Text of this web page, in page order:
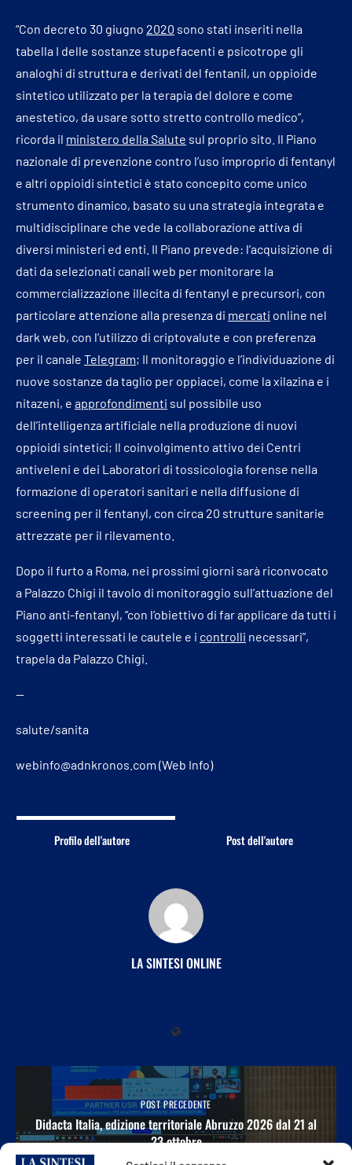
“Con decreto 30 giugno 2020 sono stati inseriti nella
tabella I delle sostanze stupefacenti e psicotrope gli
analoghi di struttura e derivati del fentanil, un oppioide
sintetico utilizzato per la terapia del dolore e come
anestetico, da usare sotto stretto controllo medico”,
ricorda il ministero della Salute sul proprio sito. Il Piano
nazionale di prevenzione contro l’uso improprio di fentanyl
e altri oppioidi sintetici è stato concepito come unico
strumento dinamico, basato su una strategia integrata e
multidisciplinare che vede la collaborazione attiva di
diversi ministeri ed enti. Il Piano prevede: l’acquisizione di
dati da selezionati canali web per monitorare la
commercializzazione illecita di fentanyl e precursori, con
particolare attenzione alla presenza di mercati online nel
dark web, con l’utilizzo di criptovalute e con preferenza
per il canale Telegram; Il monitoraggio e l’individuazione di
nuove sostanze da taglio per oppiacei, come la xilazina e i
nitazeni, e approfondimenti sul possibile uso
dell’intelligenza artificiale nella produzione di nuovi
oppioidi sintetici; Il coinvolgimento attivo dei Centri
antiveleni e dei Laboratori di tossicologia forense nella
formazione di operatori sanitari e nella diffusione di
screening per il fentanyl, con circa 20 strutture sanitarie
attrezzate per il rilevamento.
Dopo il furto a Roma, nei prossimi giorni sarà riconvocato
a Palazzo Chigi il tavolo di monitoraggio sull’attuazione del
Piano anti-fentanyl, “con l’obiettivo di far applicare da tutti i
soggetti interessati le cautele e i controlli necessari”,
trapela da Palazzo Chigi.
—
salute/sanita
webinfo@adnkronos.com (Web Info)
Profilo dell'autore Post dell'autore
LA SINTESI ONLINE
POST PRECEDENTE
Didacta Italia, edizione territoriale Abruzzo 2026 dal 21 al
23 ottobre